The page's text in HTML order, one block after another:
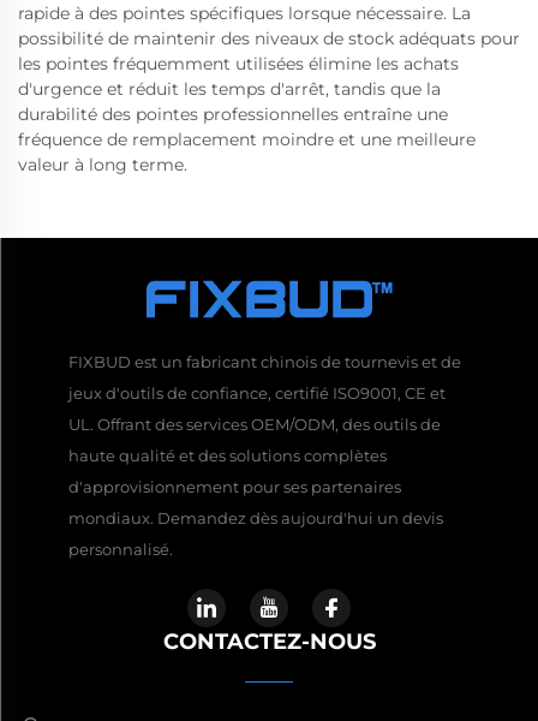
rapide à des pointes spécifiques lorsque nécessaire. La
possibilité de maintenir des niveaux de stock adéquats pour
les pointes fréquemment utilisées élimine les achats
d'urgence et réduit les temps d'arrêt, tandis que la
durabilité des pointes professionnelles entraîne une
fréquence de remplacement moindre et une meilleure
valeur à long terme.
FIXBUD est un fabricant chinois de tournevis et de
jeux d'outils de confiance, certifié ISO9001, CE et
UL. Offrant des services OEM/ODM, des outils de
haute qualité et des solutions complètes
d'approvisionnement pour ses partenaires
mondiaux. Demandez dès aujourd'hui un devis
personnalisé.
CONTACTEZ-NOUS